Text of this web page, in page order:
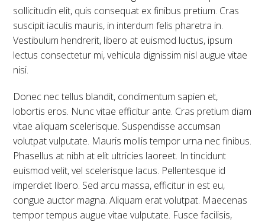
sollicitudin elit, quis consequat ex finibus pretium. Cras
suscipit iaculis mauris, in interdum felis pharetra in.
Vestibulum hendrerit, libero at euismod luctus, ipsum
lectus consectetur mi, vehicula dignissim nisl augue vitae
nisi.
Donec nec tellus blandit, condimentum sapien et,
lobortis eros. Nunc vitae efficitur ante. Cras pretium diam
vitae aliquam scelerisque. Suspendisse accumsan
volutpat vulputate. Mauris mollis tempor urna nec finibus.
Phasellus at nibh at elit ultricies laoreet. In tincidunt
euismod velit, vel scelerisque lacus. Pellentesque id
imperdiet libero. Sed arcu massa, efficitur in est eu,
congue auctor magna. Aliquam erat volutpat. Maecenas
tempor tempus augue vitae vulputate. Fusce facilisis,